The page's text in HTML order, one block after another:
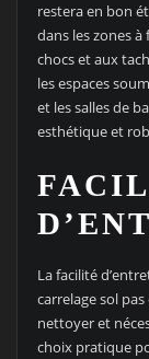
restera en bon
dans les zones
chocs et aux
les espaces
et les salles de
esthétique et
La facilité
carrelage sol
nettoyer et
choix pratique